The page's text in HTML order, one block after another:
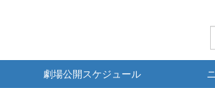
劇場公開スケジュール